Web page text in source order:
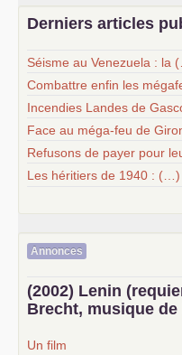
Derniers articles
Séisme au Venezuela : la
Combattre enfin les
Incendies Landes de
Face au méga-feu de
Refusons de payer pour
Les héritiers de 1940 : (…)
Annonces
(2002) Lenin
Brecht, musique de
Un film